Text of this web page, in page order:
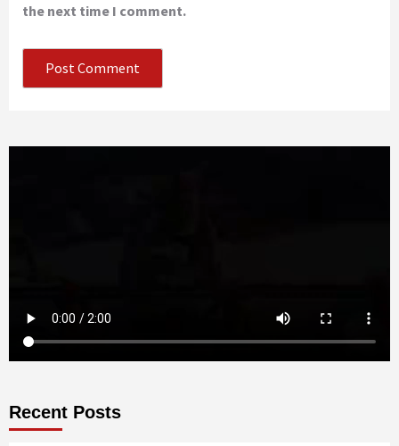
the next time I comment.
Recent Posts